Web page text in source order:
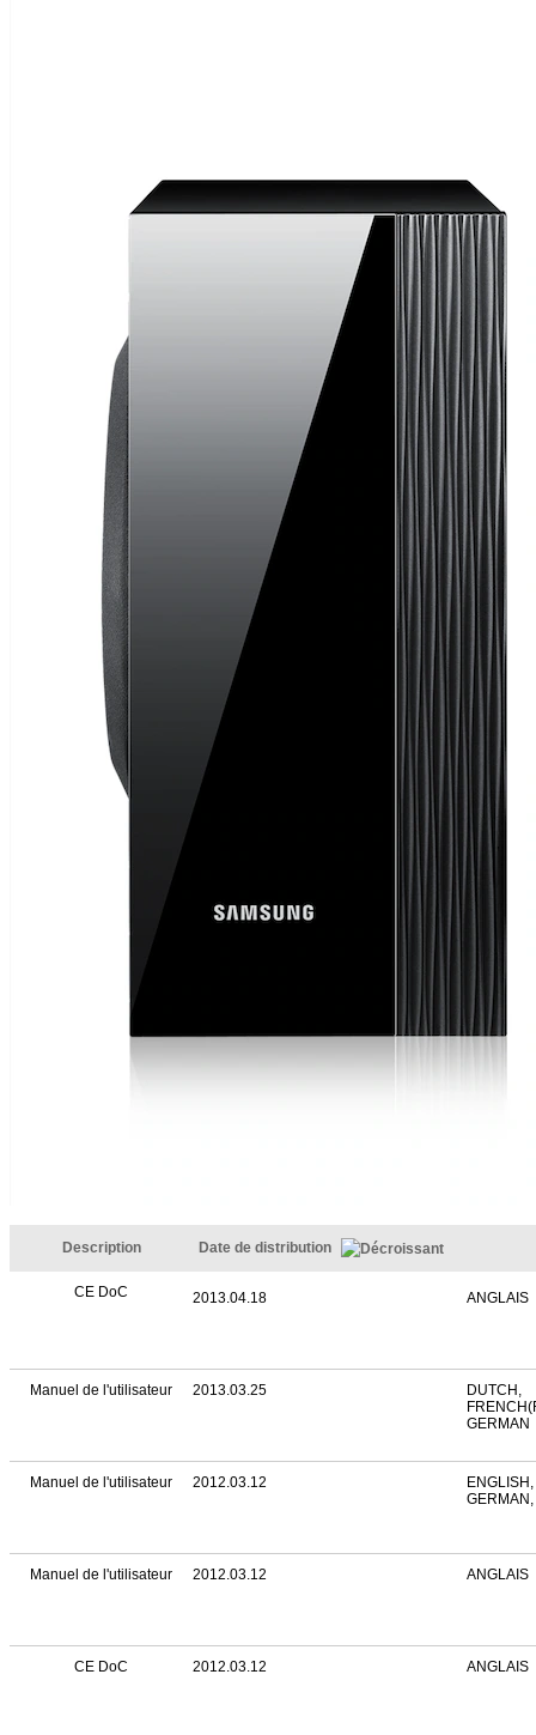
Description Date de distribution
CE DoC 2013.04.18 ANGLAIS
Manuel de l'utilisateur 2013.03.25
DUTCH,
GERMAN
Manuel de l'utilisateur 2012.03.12
Manuel de l'utilisateur 2012.03.12 ANGLAIS
CE DoC 2012.03.12 ANGLAIS